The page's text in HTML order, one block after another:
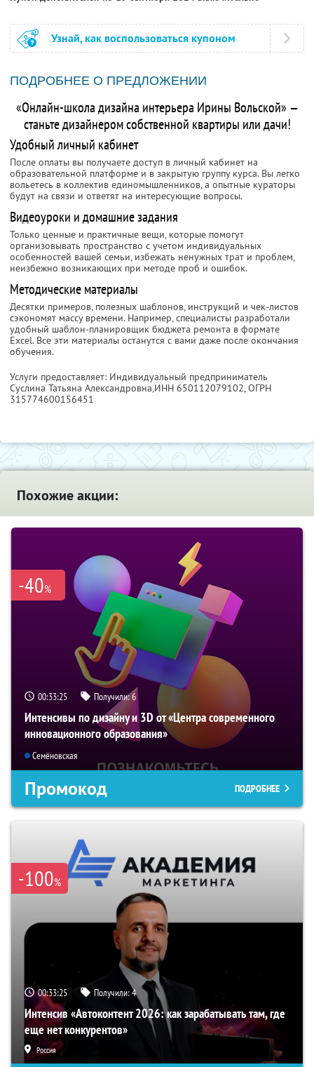
Узнай, как воспользоваться купоном
ПОДРОБНЕЕ О ПРЕДЛОЖЕНИИ
«Онлайн-школа дизайна интерьера Ирины Вольской» —
станьте дизайнером собственной квартиры или дачи!
Удобный личный кабинет
После оплаты вы получаете доступ в личный кабинет на
образовательной платформе и в закрытую группу курса. Вы легко
вольетесь в коллектив единомышленников, а опытные кураторы
будут на связи и ответят на интересующие вопросы.
Видеоуроки и домашние задания
Только ценные и практичные вещи, которые помогут
организовывать пространство с учетом индивидуальных
особенностей вашей семьи, избежать ненужных трат и проблем,
неизбежно возникающих при методе проб и ошибок.
Методические материалы
Десятки примеров, полезных шаблонов, инструкций и чек-листов
сэкономят массу времени. Например, специалисты разработали
удобный шаблон-планировщик бюджета ремонта в формате
Excel. Все эти материалы останутся с вами даже после окончания
обучения.
Услуги предоставляет: Индивидуальный предприниматель
Суслина Татьяна Александровна,ИНН 650112079102, ОГРН
315774600156451
Похожие акции:
-40%
00:33:24 Получили:6
Интенсивы по дизайну и 3D от «Центра современного
инновационного образования»
Семёновская
Промокод ПОДРОБНЕЕ
-100%
00:33:24 Получили:4
Интенсив «Автоконтент 2026: как зарабатывать там, где
еще нет конкурентов»
Россия